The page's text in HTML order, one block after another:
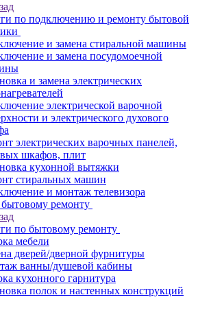
по подключению и ремонту бытовой
и замена стиральной машины
и замена посудомоечной
и замена электрических
электрической варочной
и электрического духового
электрических варочных панелей,
шкафов, плит
кухонной вытяжки
стиральных машин
и монтаж телевизора
ремонту
по бытовому ремонту
мебели
дверей/дверной фурнитуры
ванны/душевой кабины
кухонного гарнитура
полок и настенных конструкций